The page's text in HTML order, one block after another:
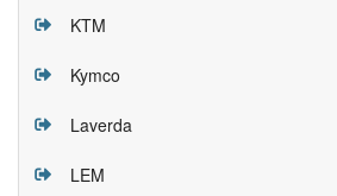
KTM
Kymco
Laverda
LEM